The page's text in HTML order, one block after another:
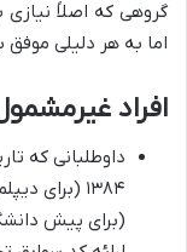
گروهی که اصلاً
اما به هر دلیلی
افراد
داوطلبانی که
(برای پیش